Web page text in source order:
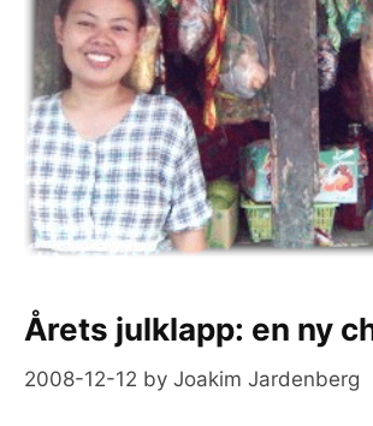
Årets julklapp: en ny
2008-12-12 by Joakim Jardenberg